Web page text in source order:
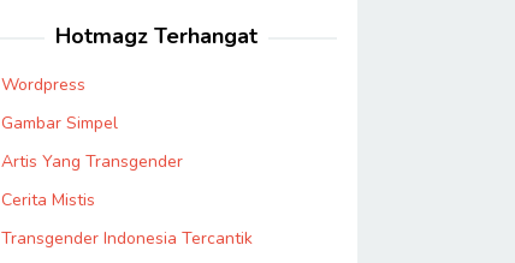
Hotmagz Terhangat
Wordpress
Gambar Simpel
Artis Yang Transgender
Cerita Mistis
Transgender Indonesia Tercantik